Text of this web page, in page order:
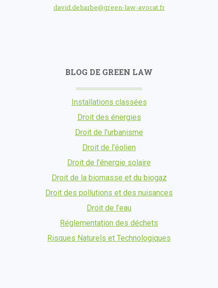
david.deharbe@green-law-avocat.fr
BLOG DE GREEN LAW
Installations classées
Droit des énergies
Droit de l'urbanisme
Droit de l’éolien
Droit de l’énergie solaire
Droit de la biomasse et du biogaz
Droit des pollutions et des nuisances
Droit de l’eau
Réglementation des déchets
Risques Naturels et Technologiques